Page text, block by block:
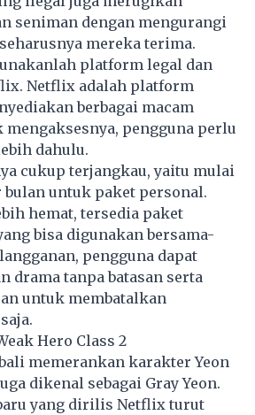
seniman dengan mengurangi
mereka terima.
platform legal dan
Netflix adalah platform
berbagai macam
pengguna perlu
dahulu.
cukup terjangkau, yaitu mulai
bulan untuk paket personal.
hemat, tersedia paket
bisa digunakan bersama-
pengguna dapat
drama tanpa batasan serta
untuk membatalkan
Hero Class 2
memerankan karakter Yeon
dikenal sebagai Gray Yeon.
yang dirilis Netflix turut